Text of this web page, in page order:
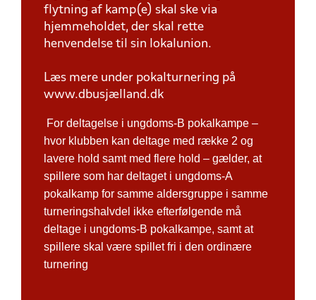
flytning af kamp(e) skal ske via
hjemmeholdet, der skal rette
henvendelse til sin lokalunion.
Læs mere under pokalturnering på
www.dbusjælland.dk
For deltagelse i ungdoms-B pokalkampe –
hvor klubben kan deltage med række 2 og
lavere hold samt med flere hold – gælder, at
spillere som har deltaget i ungdoms-A
pokalkamp for samme aldersgruppe i samme
turneringshalvdel ikke efterfølgende må
deltage i ungdoms-B pokalkampe, samt at
spillere skal være spillet fri i den ordinære
turnering